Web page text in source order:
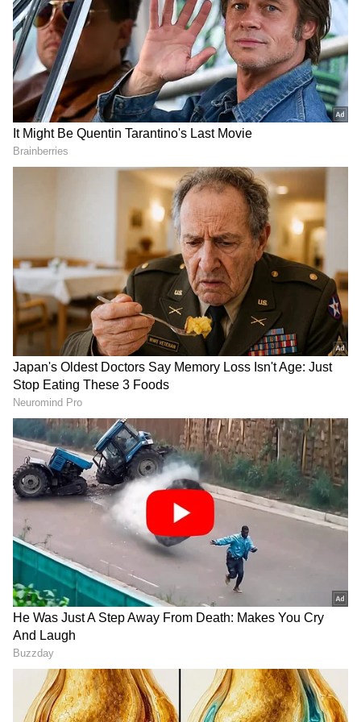
ಕಿಸಾನ್ ಕ್ರೆಡಿಟ್ ಕಾರ್ಡ್ ವಿಶೇಷತೆಗಳು
* ಕಿಸಾನ್ ಕ್ರೆಡಿಟ್ ಕಾರ್ಡ್ ಯೋಜನೆಯಡಿಯಲ್ಲಿ ರೈತರು
1.60ಲಕ್ಷ ರೂ.ನಿಂದ 3ಲಕ್ಷ ರೂ. ತನಕ ಸಾಲ ಪಡೆಯಬಹುದು.
*ಸಾಲ ಪಡೆದವರಿಗೆ ಅಪಘಾತ ವಿಮೆ ಹಾಗೂ ಆರೋಗ್ಯ ವಿಮೆ
ಸೌಲಭ್ಯವಿದೆ. ಅಪಘಾತದಿಂದ ಅಂಗವೈಕಲ್ಯ ಅಥವಾ
ಮೃತ್ಯುವಾದರೆ 50,000ರೂ. ಹಾಗೂ ಇತರ ಸಂದರ್ಭಗಳಲ್ಲಿ
25,000ರೂ. ವಿಮೆ ಸೌಲಭ್ಯವಿದೆ.
*ಬ್ಯಾಂಕಿನಿಂದ ನಗದು ವಿತ್ ಡ್ರಾಗೆ ಪಾಸ್ ಬುಕ್
ನೀಡಲಾಗುತ್ತದೆ.
DOWNLOAD APP
business ideas in kannada ) ,
Banking News), ಹಣಕಾಸು, ಭಾರತೀಯ
ಆರ್ಥಿಕತೆ, ಜಾಗತಿಕ ಮಾರುಕಟ್ಟೆ,ಷೇರು ಮಾರುಕಟ್ಟೆ,
ಹೂಡಿಕೆ ಸೇರಿದಂತೆ ಇನ್ನಿತರ ಮತ್ತು ಇತ್ತೀಚಿನ ಹಣಕಾಸಿನ
ಸುದ್ದಿಗಳನ್ನು ಏಷ್ಯಾನೆಟ್ ಸುವರ್ಣ ನ್ಯೂಸ್‌ನಲ್ಲಿ ಓದಿರಿ.
RECOMMENDED STORIES